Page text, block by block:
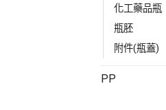
化工藥品瓶
瓶胚
附件(瓶蓋)
PP